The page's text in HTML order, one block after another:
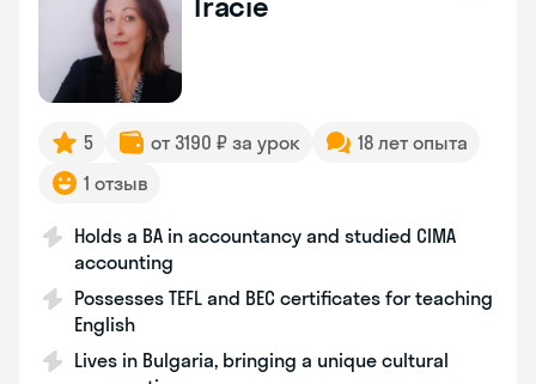
5 от 3190 ₽ за урок
18 лет опыта
1 отзыв
Holds a BA in accountancy and studied CIMA
accounting
Possesses TEFL and BEC certificates for teaching
English
Lives in Bulgaria, bringing a unique cultural